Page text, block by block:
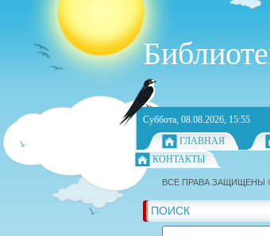
Суббота, 08.08.2026, 15:55
ГЛАВНАЯ
КОНТАКТЫ
ПОИСК
ВСЕ ПРАВА ЗАЩИЩЕНЫ